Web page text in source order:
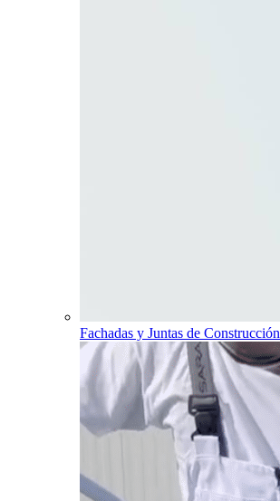
Fachadas y Juntas de Construcción